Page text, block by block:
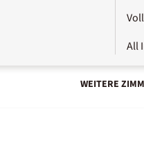
All
WEITERE